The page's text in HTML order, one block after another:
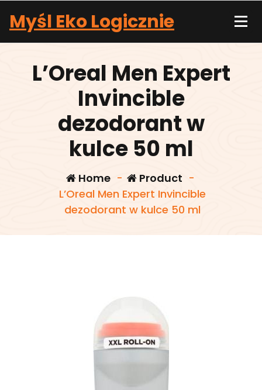
content
Myśl Eko Logicznie
L’Oreal Men Expert
Invincible
dezodorant w
kulce 50 ml
Home- Product -
L’Oreal Men Expert Invincible
dezodorant w kulce 50 ml